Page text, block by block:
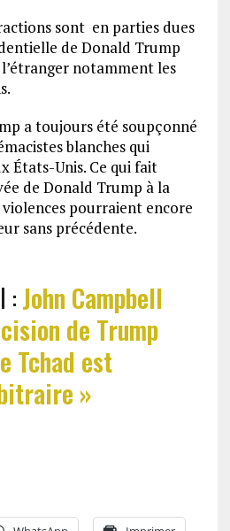
sont en parties dues
de Donald Trump
notamment les
a toujours été soupçonné
blanches qui
États-Unis. Ce qui fait
de Donald Trump à la
violences pourraient encore
sans précédente.
:John Campbell
de Trump
Tchad est
»